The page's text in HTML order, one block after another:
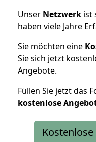
Unser Netzwerk ist
haben viele Jahre
Sie möchten eine
Sie sich jetzt
Angebote.
Füllen Sie jetzt das
kostenlose